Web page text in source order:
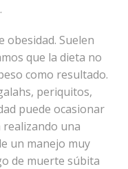
obesidad. Suelen
que la dieta no
como resultado.
periquitos,
puede ocasionar
realizando una
un manejo muy
de muerte súbita